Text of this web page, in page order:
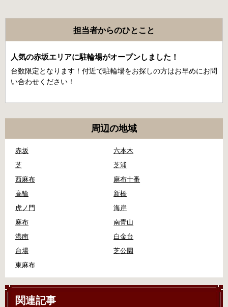
担当者からのひとこと
人気の赤坂エリアに駐輪場がオープンしました！
台数限定となります！付近で駐輪場をお探しの方はお早めにお問
い合わせください！
周辺の地域
赤坂
六本木
芝
芝浦
西麻布
麻布十番
高輪
新橋
虎ノ門
海岸
麻布
南青山
港南
白金台
台場
芝公園
東麻布
関連記事